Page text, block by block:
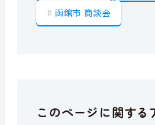
函館市 商談会
このページに関する